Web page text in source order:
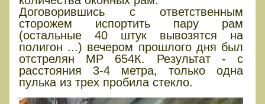
Договорившись с ответственным
сторожем испортить пару рам
(остальные 40 штук вывозятся на
полигон ...) вечером прошлого дня был
отстрелян МР 654К. Результат - с
расстояния 3-4 метра, только одна
пулька из трех пробила стекло.